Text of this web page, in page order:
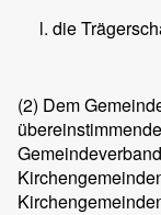
die
(2) Dem